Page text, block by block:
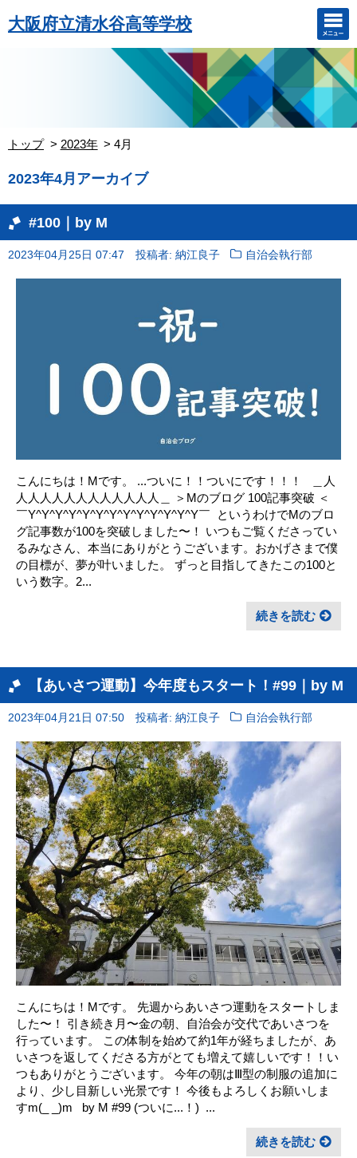
大阪府立清水谷高等学校
トップ 2023年 4月
2023年4月アーカイブ
#100｜by M
2023年04月25日 07:47 投稿者: 納江良子 自治会執行部
こんにちは！Mです。 ...ついに！！ついにです！！！ ㅤ ㅤ ＿人
人人人人人人人人人人人人＿ ＞ㅤMのブログ 100記事突破ㅤ ＜
￣Y^Y^Y^Y^Y^Y^Y^Y^Y^Y^Y^Y^Y￣ ㅤ というわけでMのブロ
グ記事数が100を突破しました〜！ いつもご覧くださってい
るみなさん、本当にありがとうございます。おかげさまで僕
の目標が、夢が叶いました。 ずっと目指してきたこの100と
いう数字。2...
続きを読む
【あいさつ運動】今年度もスタート！#99｜by M
2023年04月21日 07:50 投稿者: 納江良子 自治会執行部
こんにちは！Mです。 先週からあいさつ運動をスタートしま
した〜！ 引き続き月〜金の朝、自治会が交代であいさつを
行っています。 この体制を始めて約1年が経ちましたが、あ
いさつを返してくださる方がとても増えて嬉しいです！！い
つもありがとうございます。 今年の朝はⅢ型の制服の追加に
より、少し目新しい光景です！ 今後もよろしくお願いしま
すm(_ _)m ㅤ ㅤ by M #99 (ついに...！) ㅤ ...
続きを読む